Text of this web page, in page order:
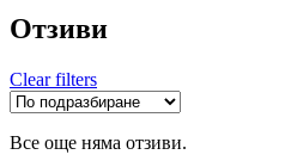
Отзиви
Clear filters
Все още няма отзиви.